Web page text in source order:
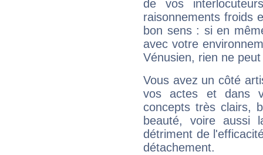
de vos
raisonnements froids
bon sens : si en
avec votre
Vénusien, rien ne
Vous avez un côté
vos actes et dans
concepts très clairs,
beauté, voire aussi
détriment de
détachement.